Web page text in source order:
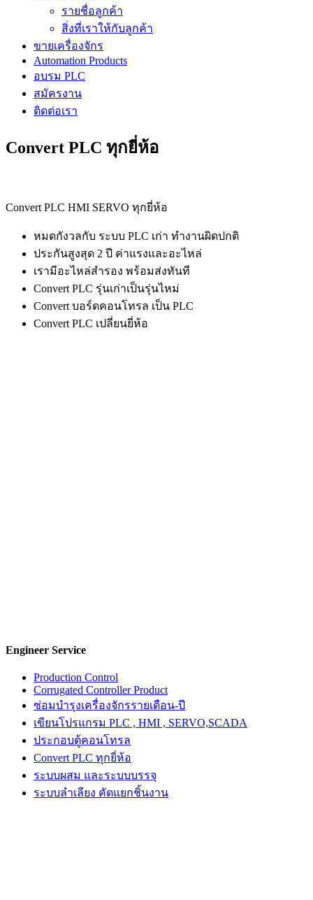
รายชื่อลูกค้า
สิ่งที่เราให้กับลูกค้า
ขายเครื่องจักร
Automation Products
อบรม PLC
สมัครงาน
ติดต่อเรา
Convert PLC ทุกยี่ห้อ
Convert PLC HMI SERVO ทุกยี่ห้อ
หมดกังวลกับ ระบบ PLC เก่า ทำงานผิดปกติ
ประกันสูงสุด 2 ปี ค่าแรงและอะไหล่
เรามีอะไหล่สำรอง พร้อมส่งทันที
Convert PLC รุ่นเก่าเป็นรุ่นไหม่
Convert บอร์ดคอนโทรล เป็น PLC
Convert PLC เปลี่ยนยี่ห้อ
Engineer Service
Production Control
Corrugated Controller Product
ซ่อมบำรุงเครื่องจักรรายเดือน-ปี
เขียนโปรแกรม PLC , HMI , SERVO,SCADA
ประกอบตู้คอนโทรล
Convert PLC ทุกยี่ห้อ
ระบบผสม และระบบบรรจุ
ระบบลำเลียง คัดแยกชิ้นงาน